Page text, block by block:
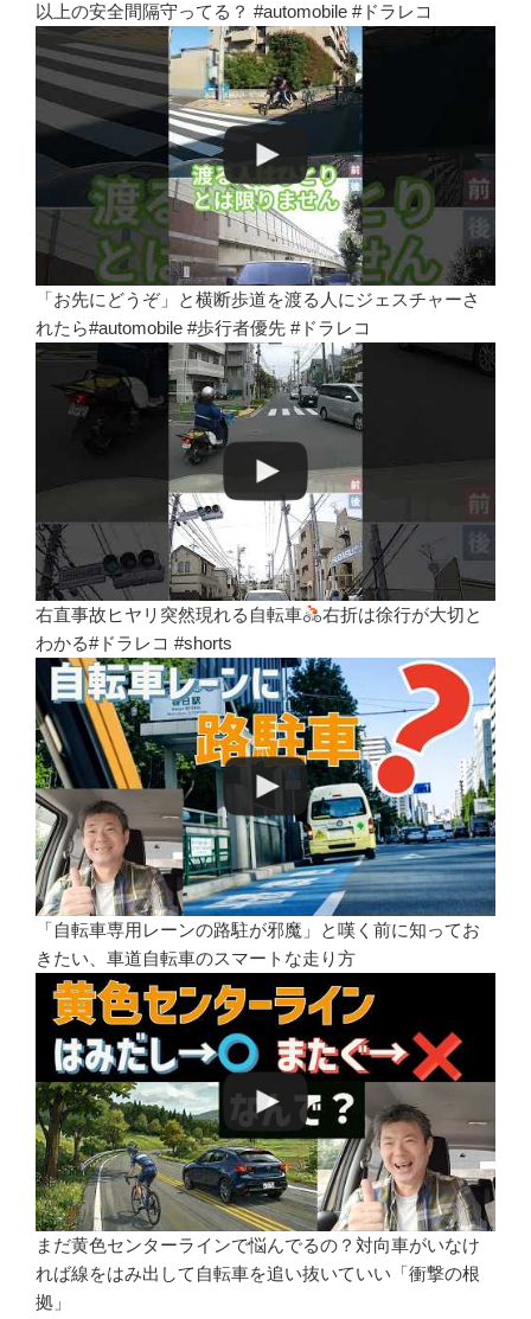
以上の安全間隔守ってる？ #automobile #ドラレコ
「お先にどうぞ」と横断歩道を渡る人にジェスチャーさ
れたら#automobile #歩行者優先 #ドラレコ
右直事故ヒヤリ突然現れる自転車
右折は徐行が大切と
わかる#ドラレコ #shorts
「自転車専用レーンの路駐が邪魔」と嘆く前に知ってお
きたい、車道自転車のスマートな走り方
まだ黄色センターラインで悩んでるの？対向車がいなけ
れば線をはみ出して自転車を追い抜いていい「衝撃の根
拠」